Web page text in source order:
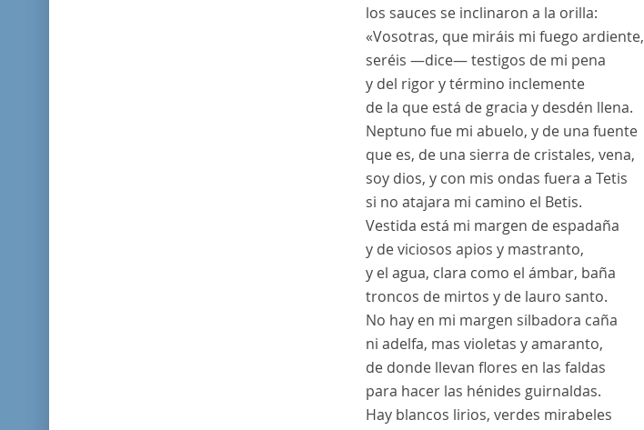
los sauces se inclinaron a la orilla:
«Vosotras, que miráis mi fuego ardiente,
seréis —dice— testigos de mi pena
y del rigor y término inclemente
de la que está de gracia y desdén llena.
Neptuno fue mi abuelo, y de una fuente
que es, de una sierra de cristales, vena,
soy dios, y con mis ondas fuera a Tetis
si no atajara mi camino el Betis.
Vestida está mi margen de espadaña
y de viciosos apios y mastranto,
y el agua, clara como el ámbar, baña
troncos de mirtos y de lauro santo.
No hay en mi margen silbadora caña
ni adelfa, mas violetas y amaranto,
de donde llevan flores en las faldas
para hacer las hénides guirnaldas.
Hay blancos lirios, verdes mirabeles